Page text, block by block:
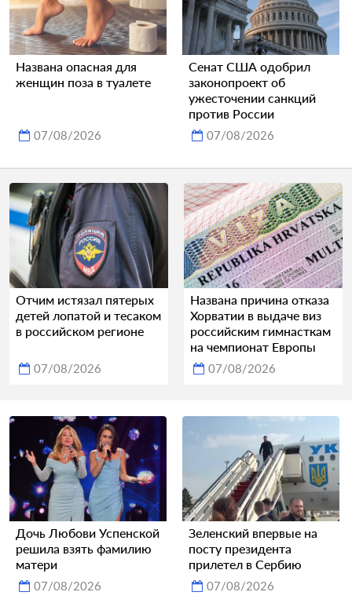
Названа опасная для
женщин поза в туалете
07/08/2026
Сенат США одобрил
законопроект об
ужесточении санкций
против России
07/08/2026
Отчим истязал пятерых
детей лопатой и тесаком
в российском регионе
07/08/2026
Названа причина отказа
Хорватии в выдаче виз
российским гимнасткам
на чемпионат Европы
07/08/2026
Дочь Любови Успенской
решила взять фамилию
матери
07/08/2026
Зеленский впервые на
посту президента
прилетел в Сербию
07/08/2026